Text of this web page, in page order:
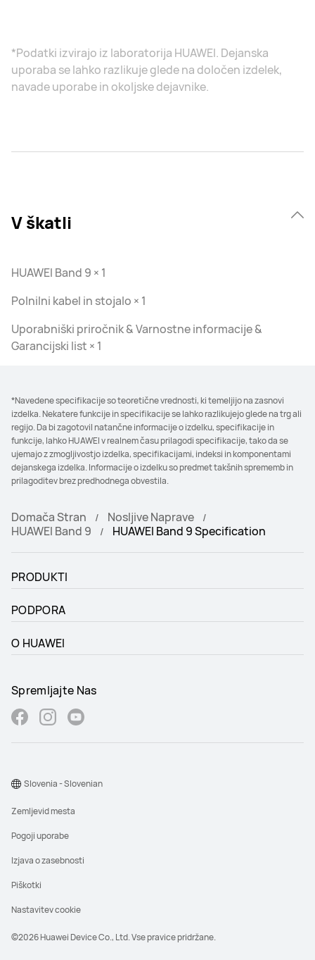
*Podatki izvirajo iz laboratorija HUAWEI. Dejanska
uporaba se lahko razlikuje glede na določen izdelek,
navade uporabe in okoljske dejavnike.
V škatli
HUAWEI Band 9 × 1
Polnilni kabel in stojalo × 1
Uporabniški priročnik & Varnostne informacije &
Garancijski list × 1
*Navedene specifikacije so teoretične vrednosti, ki temeljijo na zasnovi
izdelka. Nekatere funkcije in specifikacije se lahko razlikujejo glede na trg ali
regijo. Da bi zagotovil natančne informacije o izdelku, specifikacije in
funkcije, lahko HUAWEI v realnem času prilagodi specifikacije, tako da se
ujemajo z zmogljivostjo izdelka, specifikacijami, indeksi in komponentami
dejanskega izdelka. Informacije o izdelku so predmet takšnih sprememb in
prilagoditev brez predhodnega obvestila.
Domača Stran
Nosljive Naprave
HUAWEI Band 9
HUAWEI Band 9 Specification
PRODUKTI
PODPORA
O HUAWEI
Spremljajte Nas
©2026 Huawei Device Co., Ltd. Vse pravice pridržane.
Zemljevid mesta
Pogoji uporabe
Izjava o zasebnosti
Piškotki
Nastavitev cookie
Slovenia - Slovenian